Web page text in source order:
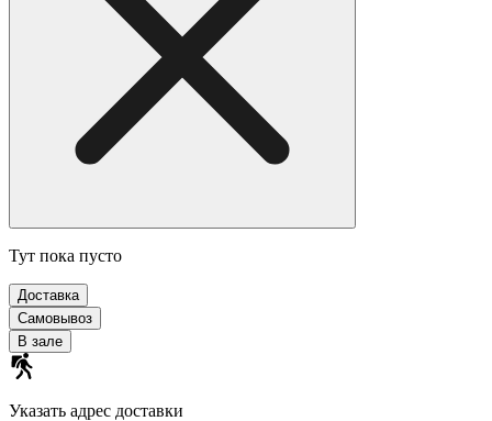
Тут пока пусто
Доставка
Самовывоз
В зале
Указать адрес доставки